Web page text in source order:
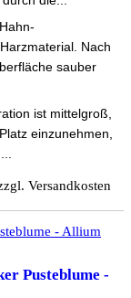
Nach
sauber
ist mittelgroß,
einzunehmen,
Versandkosten
Pusteblume -